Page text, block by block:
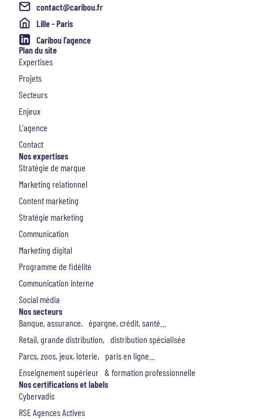
contact@caribou.fr
Lille - Paris
Caribou l'agence
Plan du site
Expertises
Projets
Secteurs
Enjeux
L'agence
Contact
Nos expertises
Stratégie de marque
Marketing relationnel
Content marketing
Stratégie marketing
Communication
Marketing digital
Programme de fidélité
Communication interne
Social média
Nos secteurs
Banque, assurance, épargne, crédit, santé…
Retail, grande distribution, distribution spécialisée
Parcs, zoos, jeux, loterie, paris en ligne…
Enseignement supérieur & formation professionnelle
Nos certifications et labels
Cybervadis
RSE Agences Actives